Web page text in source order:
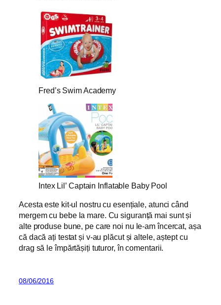
Fred’s Swim Academy
Intex Lil’ Captain Inflatable Baby Pool
Acesta este kit-ul nostru cu esențiale, atunci când
mergem cu bebe la mare. Cu siguranță mai sunt și
alte produse bune, pe care noi nu le-am încercat, așa
că dacă ați testat și v-au plăcut și altele, aștept cu
drag să le împărtășiți tuturor, în comentarii.
08/06/2016